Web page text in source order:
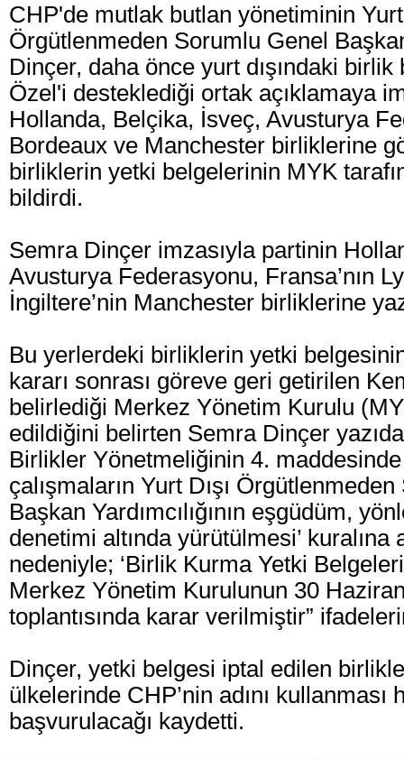
CHP'de mutlak butlan yönetiminin Yurt
Örgütlenmeden Sorumlu Genel
Dinçer, daha önce yurt dışındaki birlik
Özel'i desteklediği ortak açıklamaya
Hollanda, Belçika, İsveç, Avusturya
Bordeaux ve Manchester birliklerine
birliklerin yetki belgelerinin MYK
bildirdi.
Semra Dinçer imzasıyla partinin
Avusturya Federasyonu, Fransa’nın
İngiltere’nin Manchester birliklerine
Bu yerlerdeki birliklerin yetki
kararı sonrası göreve geri getirilen
belirlediği Merkez Yönetim Kurulu
edildiğini belirten Semra Dinçer
Birlikler Yönetmeliğinin 4.
çalışmaların Yurt Dışı
Başkan Yardımcılığının eşgüdüm,
denetimi altında yürütülmesi’ kuralına
nedeniyle; ‘Birlik Kurma Yetki
Merkez Yönetim Kurulunun 30
toplantısında karar verilmiştir”
Dinçer, yetki belgesi iptal edilen
ülkelerinde CHP’nin adını
başvurulacağı kaydetti.